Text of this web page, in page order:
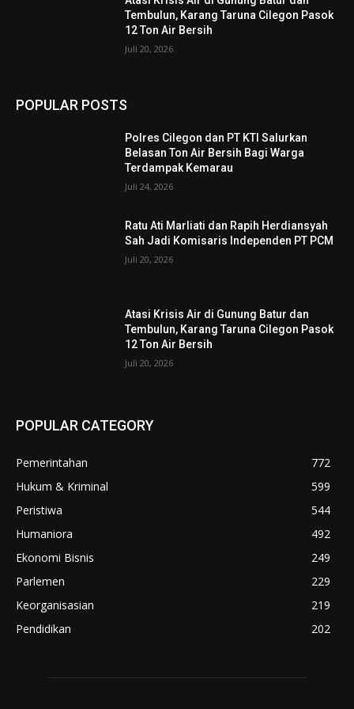
Tembulun, Karang Taruna Cilegon Pasok
12 Ton Air Bersih
Juli 20, 2026
POPULAR POSTS
Polres Cilegon dan PT KTI Salurkan
Belasan Ton Air Bersih Bagi Warga
Terdampak Kemarau
Juli 24, 2026
Ratu Ati Marliati dan Rapih Herdiansyah
Sah Jadi Komisaris Independen PT PCM
Juli 20, 2026
Atasi Krisis Air di Gunung Batur dan
Tembulun, Karang Taruna Cilegon Pasok
12 Ton Air Bersih
Juli 20, 2026
POPULAR CATEGORY
Pemerintahan
772
Hukum & Kriminal
599
Peristiwa
544
Humaniora
492
Ekonomi Bisnis
249
Parlemen
229
Keorganisasian
219
Pendidikan
202